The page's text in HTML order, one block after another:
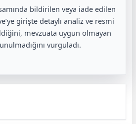
bildirilen veya iade edilen
girişte detaylı analiz ve resmi
mevzuata uygun olmayan
vurguladı.